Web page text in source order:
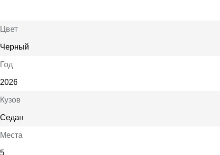
Цвет
Черный
Год
2026
Кузов
Седан
Места
5